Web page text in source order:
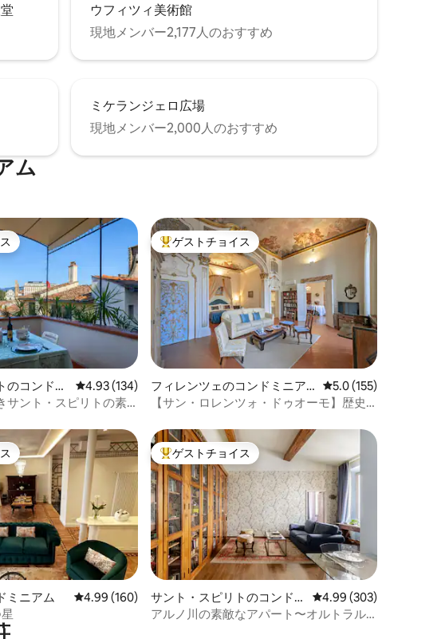
ウフィツィ美術館
現地メンバー2,177人のおすすめ
ミケランジェロ広場
現地メンバー2,000人のおすすめ
ム
星の平均評価
ョイスです。
のコンドミ
レビュー134件、5つ星中4.93つ星の平均評価
4.93 (134)
サント・スピリトの素
大好評のゲストチョイスです。
ゲストチョイス
フィレンツェのコンドミニア
ム
レビュー155件、5つ
5.0 (155)
【サン・ロレンツォ・ドゥオーモ】歴史
星の平均評価
ョイスです。
ミニアム レビュー160件、5つ星中4.99つ星の平均評価
4.99 (160)
大好評のゲストチョイスです。
ゲストチョイス
サント・スピリトのコンドミ
ニアム
レビュー303件、5つ星
4.99 (303)
アルノ川の素敵なアパート〜オルトラル